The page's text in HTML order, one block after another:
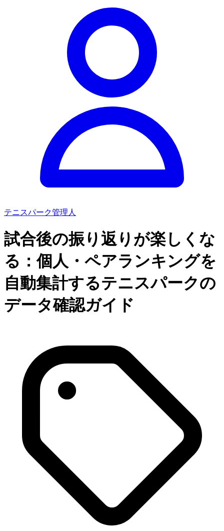
テニスパーク管理人
試合後の振り返りが楽しくな
る：個人・ペアランキングを
自動集計するテニスパークの
データ確認ガイド